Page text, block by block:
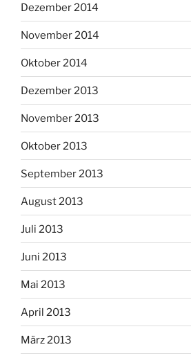
Dezember 2014
November 2014
Oktober 2014
Dezember 2013
November 2013
Oktober 2013
September 2013
August 2013
Juli 2013
Juni 2013
Mai 2013
April 2013
März 2013